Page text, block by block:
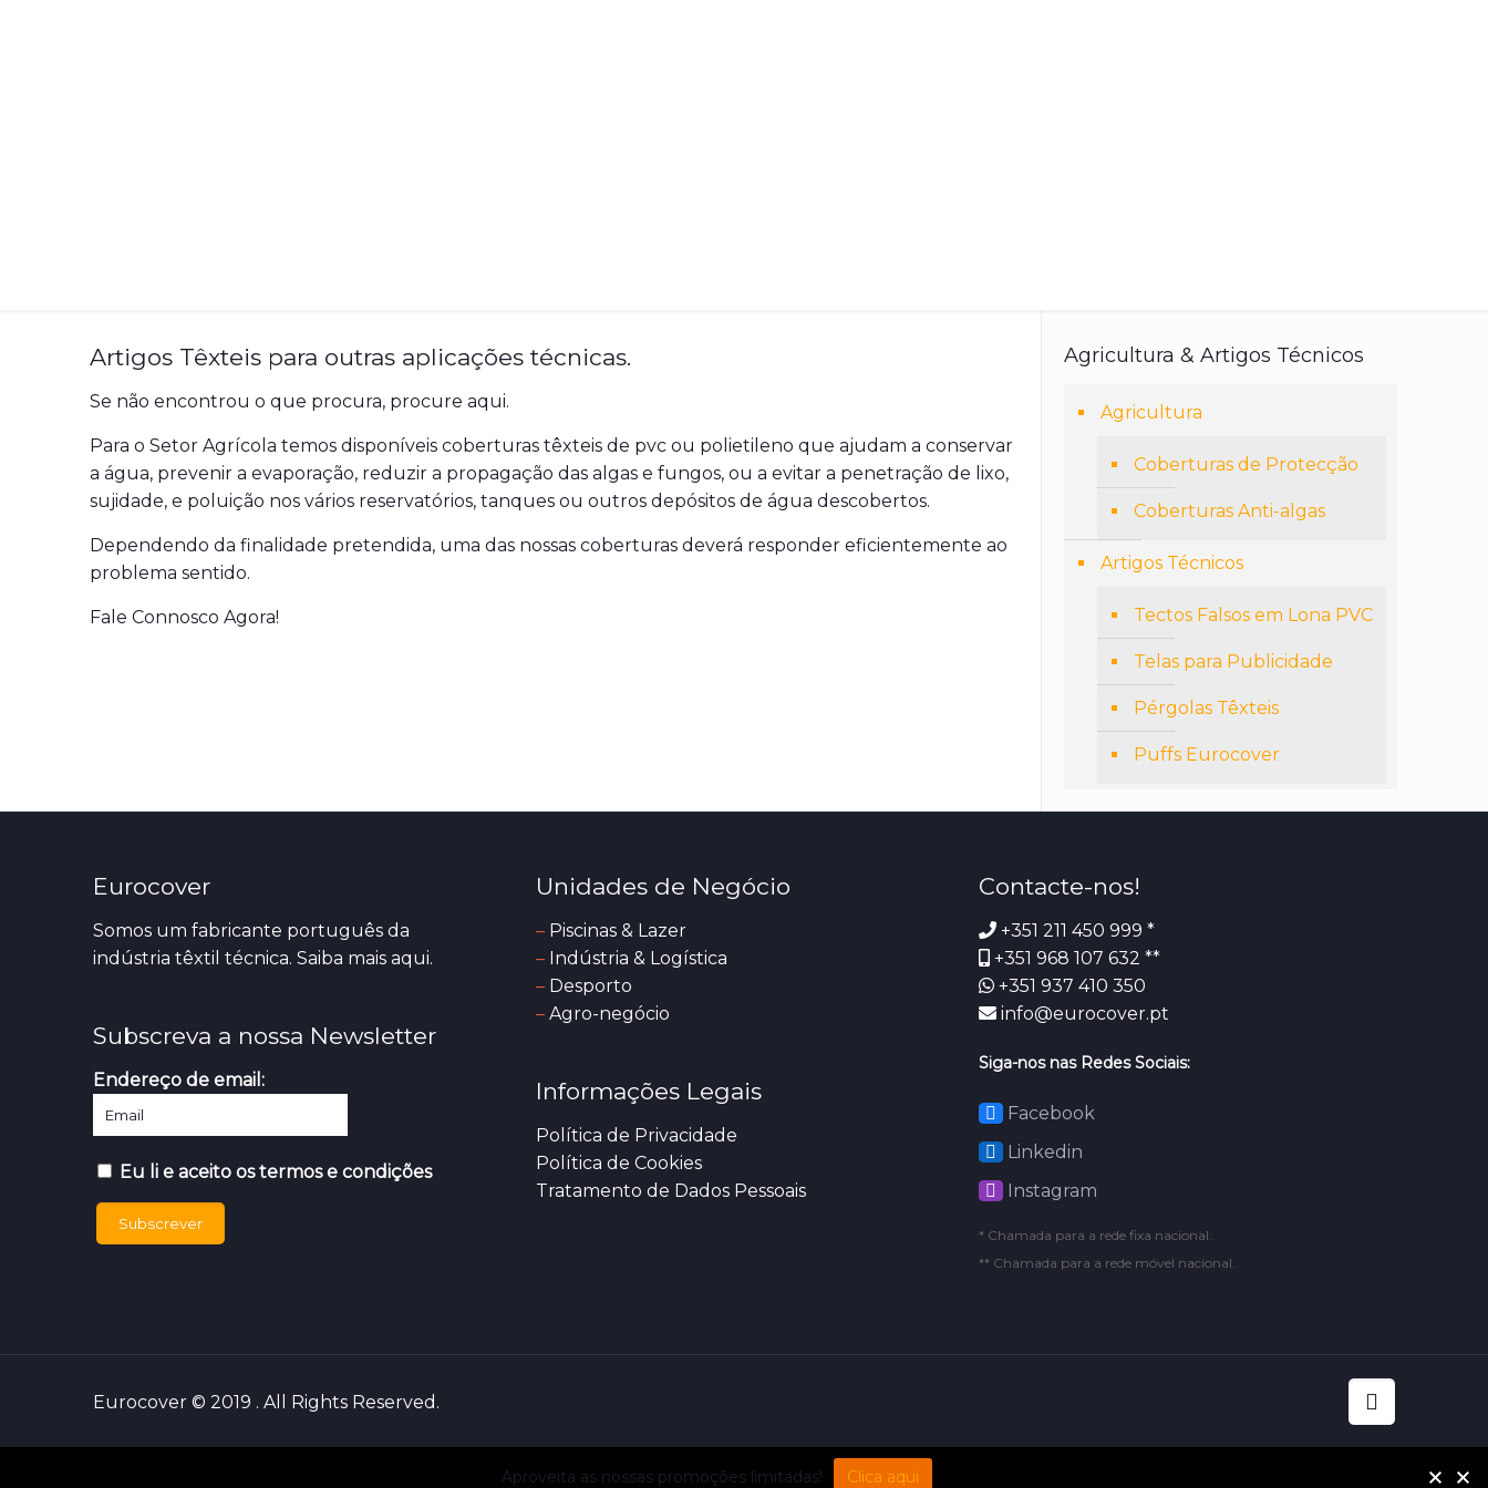
Artigos Têxteis para outras aplicações técnicas.
Se não encontrou o que procura, procure aqui.
Para o Setor Agrícola temos disponíveis coberturas têxteis de pvc ou polietileno que ajudam a conservar
a água, prevenir a evaporação, reduzir a propagação das algas e fungos, ou a evitar a penetração de lixo,
sujidade, e poluição nos vários reservatórios, tanques ou outros depósitos de água descobertos.
Dependendo da finalidade pretendida, uma das nossas coberturas deverá responder eficientemente ao
problema sentido.
Fale Connosco Agora!
Agricultura & Artigos Técnicos
Agricultura
Coberturas de Protecção
Coberturas Anti-algas
Artigos Técnicos
Tectos Falsos em Lona PVC
Telas para Publicidade
Pérgolas Têxteis
Puffs Eurocover
Eurocover
Somos um fabricante português da
indústria têxtil técnica. Saiba mais aqui.
Subscreva a nossa Newsletter
Endereço de email:
Eu li e aceito os termos e condições
Unidades de Negócio
– Piscinas & Lazer
– Indústria & Logística
– Desporto
– Agro-negócio
Informações Legais
Política de Privacidade
Política de Cookies
Tratamento de Dados Pessoais
Contacte-nos!
+351 211 450 999 *
+351 968 107 632 **
+351 937 410 350
info@eurocover.pt
Siga-nos nas Redes Sociais:
Facebook
Linkedin
Instagram
* Chamada para a rede fixa nacional.
** Chamada para a rede móvel nacional.
Eurocover © 2019 . All Rights Reserved.
Aproveita as nossas promoções limitadas! Clica aqui